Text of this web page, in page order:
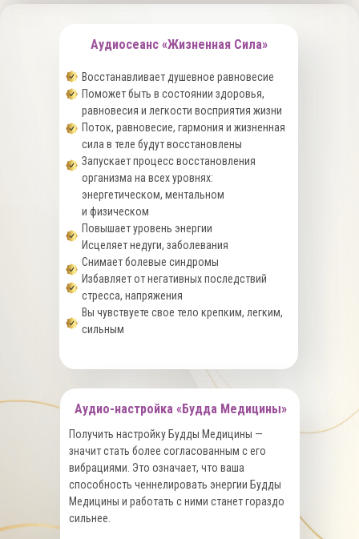
Аудио-настройка «Будда Медицины»
Аудиосеанс «Жизненная Сила»
Восстанавливает душевное равновесие
Поможет быть в состоянии здоровья,
равновесия и легкости восприятия жизни
Поток, равновесие, гармония и жизненная
сила в теле будут восстановлены
Запускает процесс восстановления
организма на всех уровнях:
энергетическом, ментальном
и физическом
Повышает уровень энергии
Исцеляет недуги, заболевания
Снимает болевые синдромы
Избавляет от негативных последствий
стресса, напряжения
Вы чувствуете свое тело крепким, легким,
сильным
Получить настройку Будды Медицины —
значит стать более согласованным с его
вибрациями. Это означает, что ваша
способность ченнелировать энергии Будды
Медицины и работать с ними станет гораздо
сильнее.